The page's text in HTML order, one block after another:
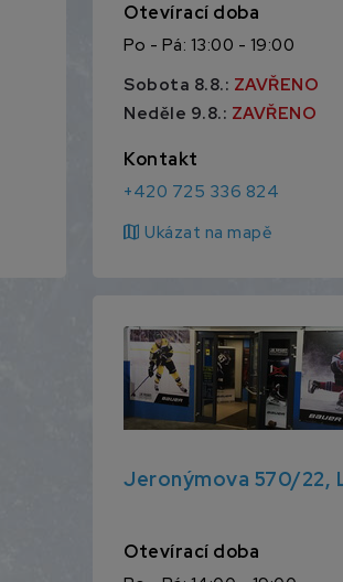
Otevírací doba
Po - Pá: 13:00 - 19:00
Sobota 8.8.: ZAVŘENO
Neděle 9.8.: ZAVŘENO
Kontakt
+420 725 336 824
map Ukázat na mapě
Jeronýmova 570/22,
Otevírací doba